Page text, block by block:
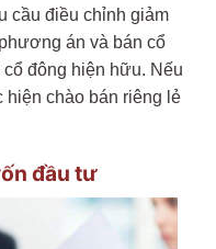
cầu điều chỉnh giảm
án và bán cổ
đông hiện hữu. Nếu
hiện chào bán riêng lẻ
đầu tư